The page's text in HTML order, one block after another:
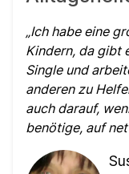
Ich habe eine
Kindern, da gibt
Single und
anderen zu
auch darauf,
benötige, auf